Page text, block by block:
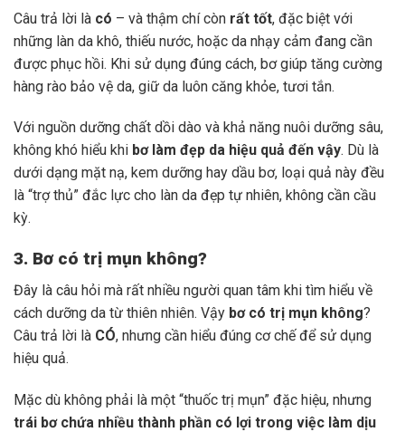
Câu trả lời là có – và thậm chí còn rất tốt, đặc biệt với
những làn da khô, thiếu nước, hoặc da nhạy cảm đang cần
được phục hồi. Khi sử dụng đúng cách, bơ giúp tăng cường
hàng rào bảo vệ da, giữ da luôn căng khỏe, tươi tắn.
Với nguồn dưỡng chất dồi dào và khả năng nuôi dưỡng sâu,
không khó hiểu khi bơ làm đẹp da hiệu quả đến vậy. Dù là
dưới dạng mặt nạ, kem dưỡng hay dầu bơ, loại quả này đều
là “trợ thủ” đắc lực cho làn da đẹp tự nhiên, không cần cầu
kỳ.
3. Bơ có trị mụn không?
Đây là câu hỏi mà rất nhiều người quan tâm khi tìm hiểu về
cách dưỡng da từ thiên nhiên. Vậy bơ có trị mụn không?
Câu trả lời là CÓ, nhưng cần hiểu đúng cơ chế để sử dụng
hiệu quả.
Mặc dù không phải là một “thuốc trị mụn” đặc hiệu, nhưng
trái bơ chứa nhiều thành phần có lợi trong việc làm dịu